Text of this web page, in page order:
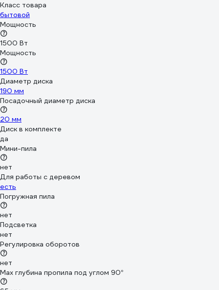
Класс товара
бытовой
Мощность
1500 Вт
Мощность
1500 Вт
Диаметр диска
190 мм
Посадочный диаметр диска
20 мм
Диск в комплекте
да
Мини-пила
нет
Для работы с деревом
есть
Погружная пила
нет
Подсветка
нет
Регулировка оборотов
нет
Max глубина пропила под углом 90°